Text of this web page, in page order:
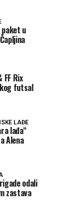
u
Rix
futsal
LAĐE
lađa“
Alena
odali
zastava